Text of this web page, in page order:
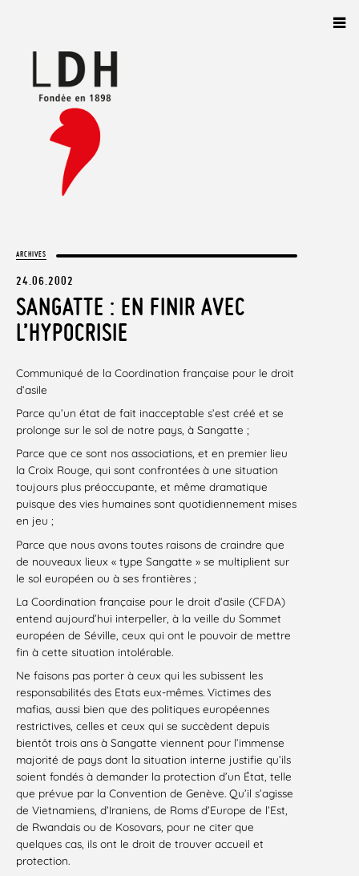
ARCHIVES
24.06.2002
SANGATTE : EN FINIR AVEC
L’HYPOCRISIE
Communiqué de la Coordination française pour le droit
d’asile
Parce qu’un état de fait inacceptable s’est créé et se
prolonge sur le sol de notre pays, à Sangatte ;
Parce que ce sont nos associations, et en premier lieu
la Croix Rouge, qui sont confrontées à une situation
toujours plus préoccupante, et même dramatique
puisque des vies humaines sont quotidiennement mises
en jeu ;
Parce que nous avons toutes raisons de craindre que
de nouveaux lieux « type Sangatte » se multiplient sur
le sol européen ou à ses frontières ;
La Coordination française pour le droit d’asile (CFDA)
entend aujourd’hui interpeller, à la veille du Sommet
européen de Séville, ceux qui ont le pouvoir de mettre
fin à cette situation intolérable.
Ne faisons pas porter à ceux qui les subissent les
responsabilités des Etats eux-mêmes. Victimes des
mafias, aussi bien que des politiques européennes
restrictives, celles et ceux qui se succèdent depuis
bientôt trois ans à Sangatte viennent pour l’immense
majorité de pays dont la situation interne justifie qu’ils
soient fondés à demander la protection d’un État, telle
que prévue par la Convention de Genève. Qu’il s’agisse
de Vietnamiens, d’Iraniens, de Roms d’Europe de l’Est,
de Rwandais ou de Kosovars, pour ne citer que
quelques cas, ils ont le droit de trouver accueil et
protection.